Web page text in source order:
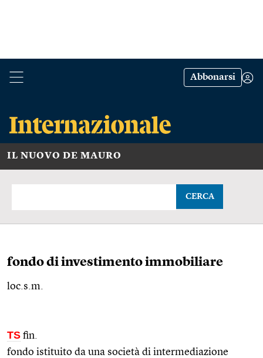
Abbonarsi
IL NUOVO DE MAURO
CERCA
fondo di investimento immobiliare
loc.s.m.
TS fin.
fondo istituito da una società di intermediazione